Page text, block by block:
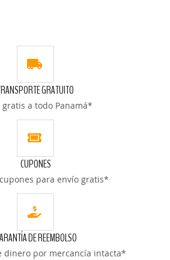
GRATUITO
gratis a todo Panamá*
CUPONES
para envío gratis*
DE REEMBOLSO
dinero por mercancía intacta*